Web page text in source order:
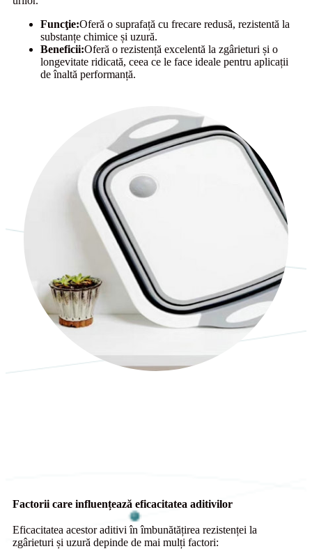
Funcţie:Oferă o suprafață cu frecare redusă, rezistentă la
substanțe chimice și uzură.
Beneficii:Oferă o rezistență excelentă la zgârieturi și o
longevitate ridicată, ceea ce le face ideale pentru aplicații
de înaltă performanță.
Factorii care influențează eficacitatea aditivilor
Eficacitatea acestor aditivi în îmbunătățirea rezistenței la
zgârieturi și uzură depinde de mai mulți factori: